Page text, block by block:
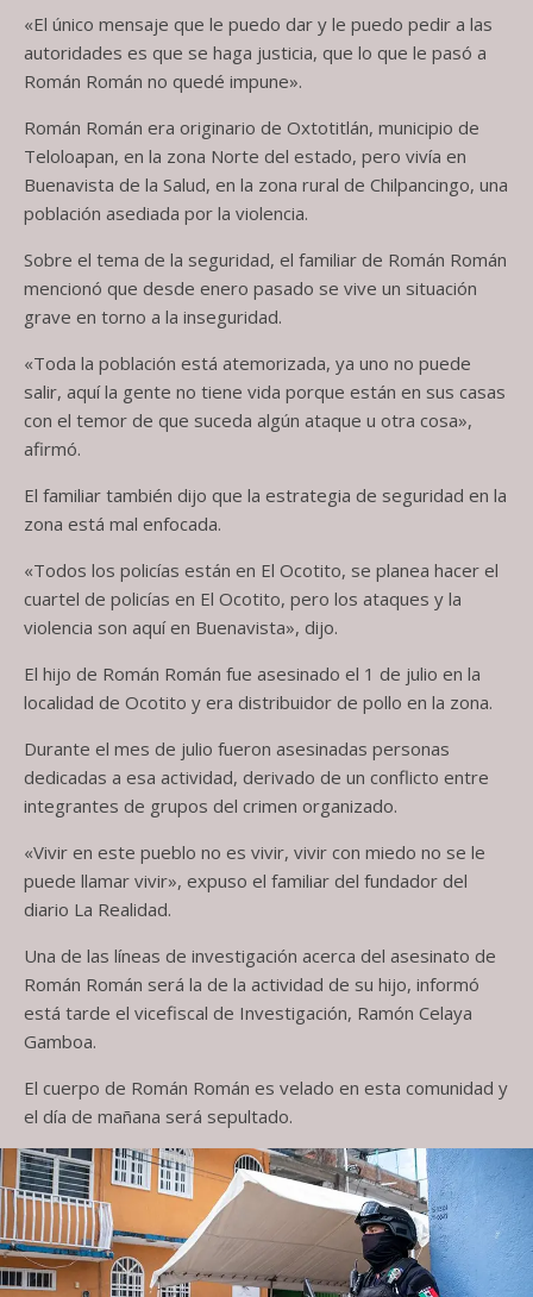
«El único mensaje que le puedo dar y le puedo pedir a las
autoridades es que se haga justicia, que lo que le pasó a
Román Román no quedé impune».
Román Román era originario de Oxtotitlán, municipio de
Teloloapan, en la zona Norte del estado, pero vivía en
Buenavista de la Salud, en la zona rural de Chilpancingo, una
población asediada por la violencia.
Sobre el tema de la seguridad, el familiar de Román Román
mencionó que desde enero pasado se vive un situación
grave en torno a la inseguridad.
«Toda la población está atemorizada, ya uno no puede
salir, aquí la gente no tiene vida porque están en sus casas
con el temor de que suceda algún ataque u otra cosa»,
afirmó.
El familiar también dijo que la estrategia de seguridad en la
zona está mal enfocada.
«Todos los policías están en El Ocotito, se planea hacer el
cuartel de policías en El Ocotito, pero los ataques y la
violencia son aquí en Buenavista», dijo.
El hijo de Román Román fue asesinado el 1 de julio en la
localidad de Ocotito y era distribuidor de pollo en la zona.
Durante el mes de julio fueron asesinadas personas
dedicadas a esa actividad, derivado de un conflicto entre
integrantes de grupos del crimen organizado.
«Vivir en este pueblo no es vivir, vivir con miedo no se le
puede llamar vivir», expuso el familiar del fundador del
diario La Realidad.
Una de las líneas de investigación acerca del asesinato de
Román Román será la de la actividad de su hijo, informó
está tarde el vicefiscal de Investigación, Ramón Celaya
Gamboa.
El cuerpo de Román Román es velado en esta comunidad y
el día de mañana será sepultado.